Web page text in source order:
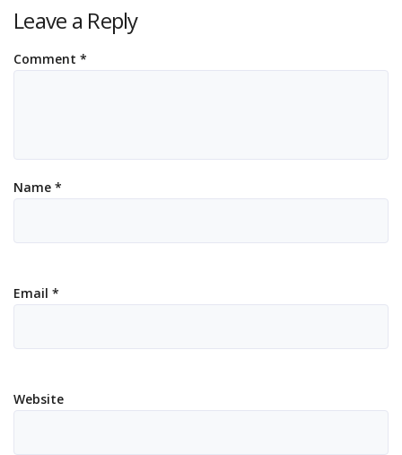
Leave a Reply
Comment *
Name *
Email *
Website